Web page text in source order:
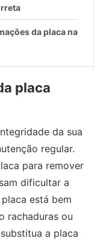
da placa na
placa
da sua
regular.
para remover
dificultar a
está bem
rachaduras ou
a placa